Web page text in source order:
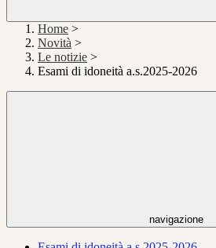
Home >
Novità >
Le notizie >
Esami di idoneità a.s.2025-2026
navigazione